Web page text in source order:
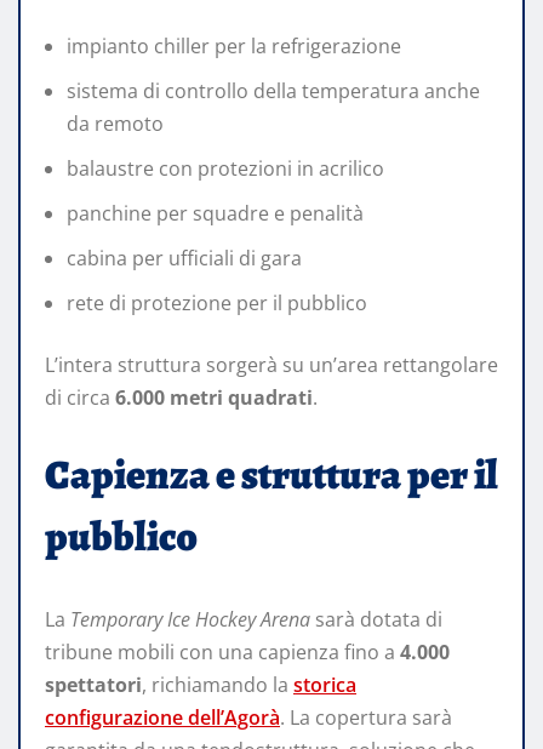
impianto chiller per la refrigerazione
sistema di controllo della temperatura anche
da remoto
balaustre con protezioni in acrilico
panchine per squadre e penalità
cabina per ufficiali di gara
rete di protezione per il pubblico
L’intera struttura sorgerà su un’area rettangolare
di circa 6.000 metri quadrati.
Capienza e struttura per il
pubblico
La Temporary Ice Hockey Arena sarà dotata di
tribune mobili con una capienza fino a 4.000
spettatori, richiamando la storica
configurazione dell’Agorà. La copertura sarà